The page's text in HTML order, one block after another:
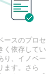
ースのプロセ
く依存してい
り、イノベー
ます。さら